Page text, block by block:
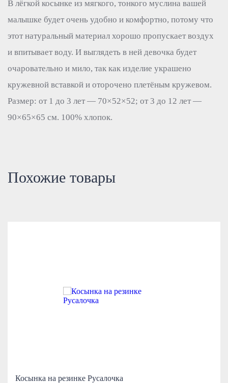
В лёгкой косынке из мягкого, тонкого муслина вашей
малышке будет очень удобно и комфортно, потому что
этот натуральный материал хорошо пропускает воздух
и впитывает воду. И выглядеть в ней девочка будет
очаровательно и мило, так как изделие украшено
кружевной вставкой и оторочено плетёным кружевом.
Размер: от 1 до 3 лет — 70×52×52; от 3 до 12 лет —
90×65×65 см. 100% хлопок.
Похожие товары
Косынка на резинке Русалочка